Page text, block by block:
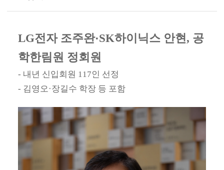
LG전자 조주완·SK하이닉스 안현, 공
학한림원 정회원
- 내년 신입회원 117인 선정
- 김영오·장길수 학장 등 포함